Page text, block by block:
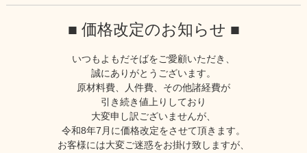
■ 価格改定のお知らせ ■
いつもよもだそばをご愛顧いただき、
誠にありがとうございます。
原材料費、人件費、その他諸経費が
引き続き値上りしており
大変申し訳ございませんが、
令和8年7月に価格改定をさせて頂きます。
お客様には大変ご迷惑をお掛け致しますが、